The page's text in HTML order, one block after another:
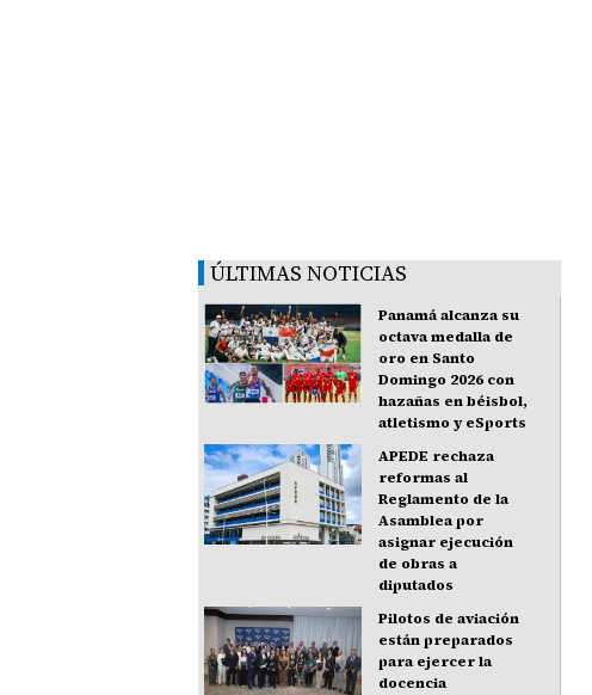
ÚLTIMAS NOTICIAS
Panamá alcanza su
octava medalla de
oro en Santo
Domingo 2026 con
hazañas en béisbol,
atletismo y eSports
APEDE rechaza
reformas al
Reglamento de la
Asamblea por
asignar ejecución
de obras a
diputados
Pilotos de aviación
están preparados
para ejercer la
docencia